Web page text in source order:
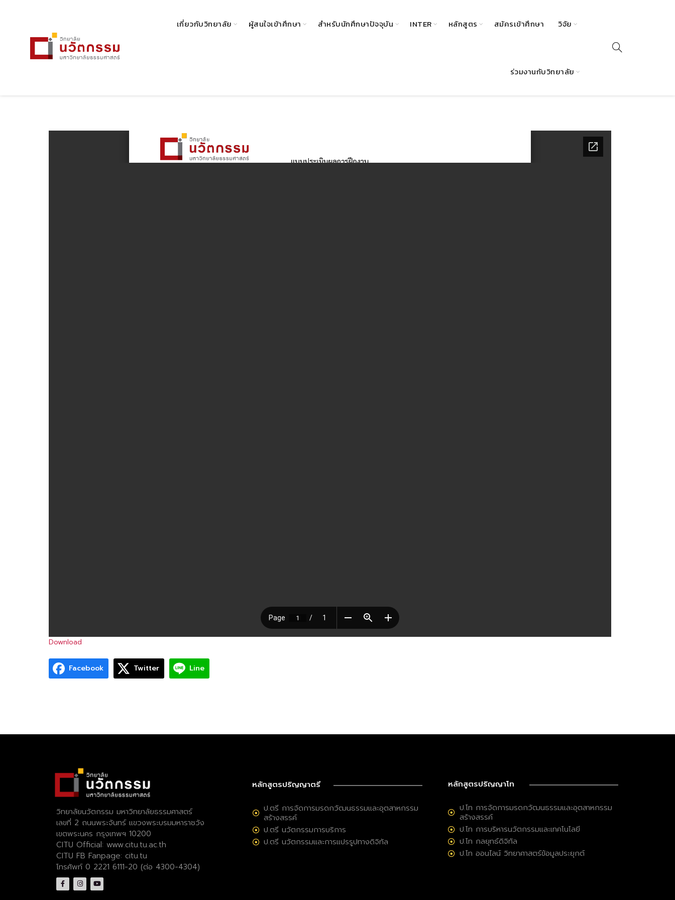
เกี่ยวกับวิทยาลัย ผู้สนใจเข้าศึกษา สำหรับนักศึกษาปัจจุบัน INTER หลักสูตร สมัครเข้าศึกษา วิจัย
ร่วมงานกับวิทยาลัย
Download
Facebook Twitter Line
วิทยาลัยนวัตกรรม มหาวิทยาลัยธรรมศาสตร์
เลขที่ 2 ถนนพระจันทร์ แขวงพระบรมมหาราชวัง
เขตพระนคร กรุงเทพฯ 10200
CITU Official: www.citu.tu.ac.th
CITU FB Fanpage: citu.tu
โทรศัพท์ 0 2221 6111-20 (ต่อ 4300-4304)
หลักสูตรปริญญาตรี
ป.ตรี การจัดการมรดกวัฒนธรรมและอุตสาหกรรม
สร้างสรรค์
ป.ตรี นวัตกรรมการบริการ
ป.ตรี นวัตกรรมและการแปรรูปทางดิจิทัล
หลักสูตรปริญญาโท
ป.โท การจัดการมรดกวัฒนธรรมและอุตสาหกรรม
สร้างสรรค์
ป.โท การบริหารนวัตกรรมและเทคโนโลยี
ป.โท กลยุทธ์ดิจิทัล
ป.โท ออนไลน์ วิทยาศาสตร์ข้อมูลประยุกต์